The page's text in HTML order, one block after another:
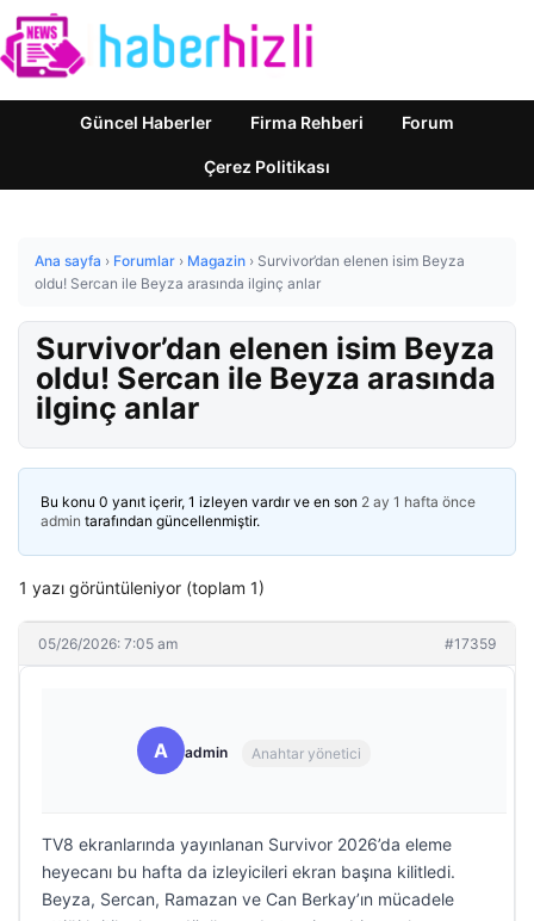
Güncel Haberler Firma Rehberi Forum
Çerez Politikası
Ana sayfa › Forumlar › Magazin › Survivor’dan elenen isim Beyza
oldu! Sercan ile Beyza arasında ilginç anlar
Survivor’dan elenen isim Beyza
oldu! Sercan ile Beyza arasında
ilginç anlar
Bu konu 0 yanıt içerir, 1 izleyen vardır ve en son 2 ay 1 hafta önce
admin tarafından güncellenmiştir.
1 yazı görüntüleniyor (toplam 1)
05/26/2026: 7:05 am #17359
A admin Anahtar yönetici
TV8 ekranlarında yayınlanan Survivor 2026’da eleme
heyecanı bu hafta da izleyicileri ekran başına kilitledi.
Beyza, Sercan, Ramazan ve Can Berkay’ın mücadele